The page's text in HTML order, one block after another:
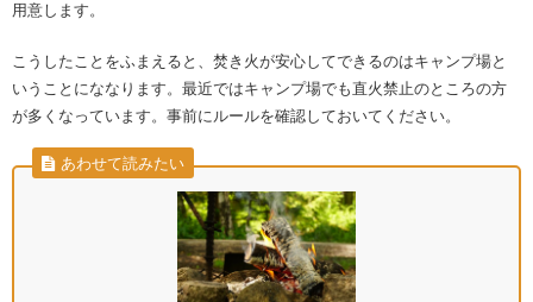
用意します。
こうしたことをふまえると、焚き火が安心してできるのはキャンプ場と
いうことにななります。最近ではキャンプ場でも直火禁止のところの方
が多くなっています。事前にルールを確認しておいてください。
あわせて読みたい